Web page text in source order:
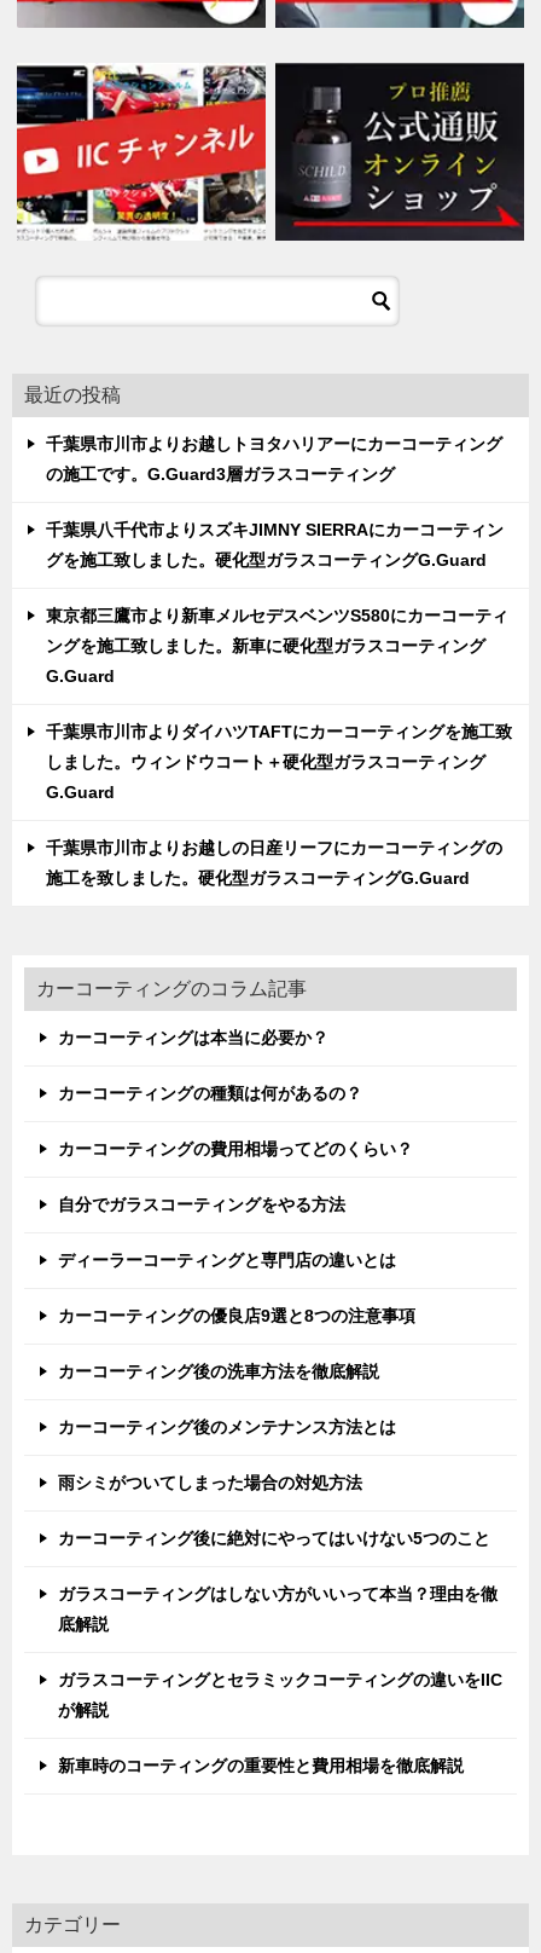
最近の投稿
千葉県市川市よりお越しトヨタハリアーにカーコーティング
の施工です。G.Guard3層ガラスコーティング
千葉県八千代市よりスズキJIMNY SIERRAにカーコーティン
グを施工致しました。硬化型ガラスコーティングG.Guard
東京都三鷹市より新車メルセデスベンツS580にカーコーティ
ングを施工致しました。新車に硬化型ガラスコーティング
G.Guard
千葉県市川市よりダイハツTAFTにカーコーティングを施工致
しました。ウィンドウコート＋硬化型ガラスコーティング
G.Guard
千葉県市川市よりお越しの日産リーフにカーコーティングの
施工を致しました。硬化型ガラスコーティングG.Guard
カーコーティングのコラム記事
カーコーティングは本当に必要か？
カーコーティングの種類は何があるの？
カーコーティングの費用相場ってどのくらい？
自分でガラスコーティングをやる方法
ディーラーコーティングと専門店の違いとは
カーコーティングの優良店9選と8つの注意事項
カーコーティング後の洗車方法を徹底解説
カーコーティング後のメンテナンス方法とは
雨シミがついてしまった場合の対処方法
カーコーティング後に絶対にやってはいけない5つのこと
ガラスコーティングはしない方がいいって本当？理由を徹
底解説
ガラスコーティングとセラミックコーティングの違いをIIC
が解説
新車時のコーティングの重要性と費用相場を徹底解説
カテゴリー